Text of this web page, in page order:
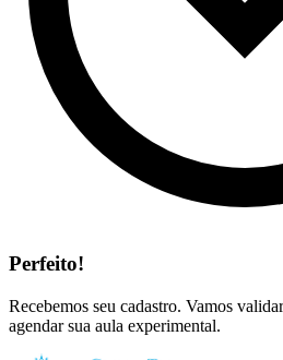
Perfeito!
Recebemos seu cadastro. Vamos
agendar sua aula experimental.